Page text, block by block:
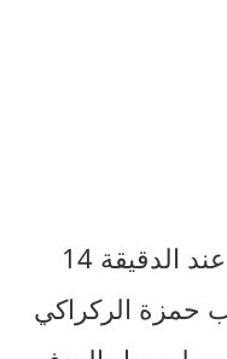
و افتتحت النهضة التسجيل عند الدقيقة 14
حمزة الركراكي